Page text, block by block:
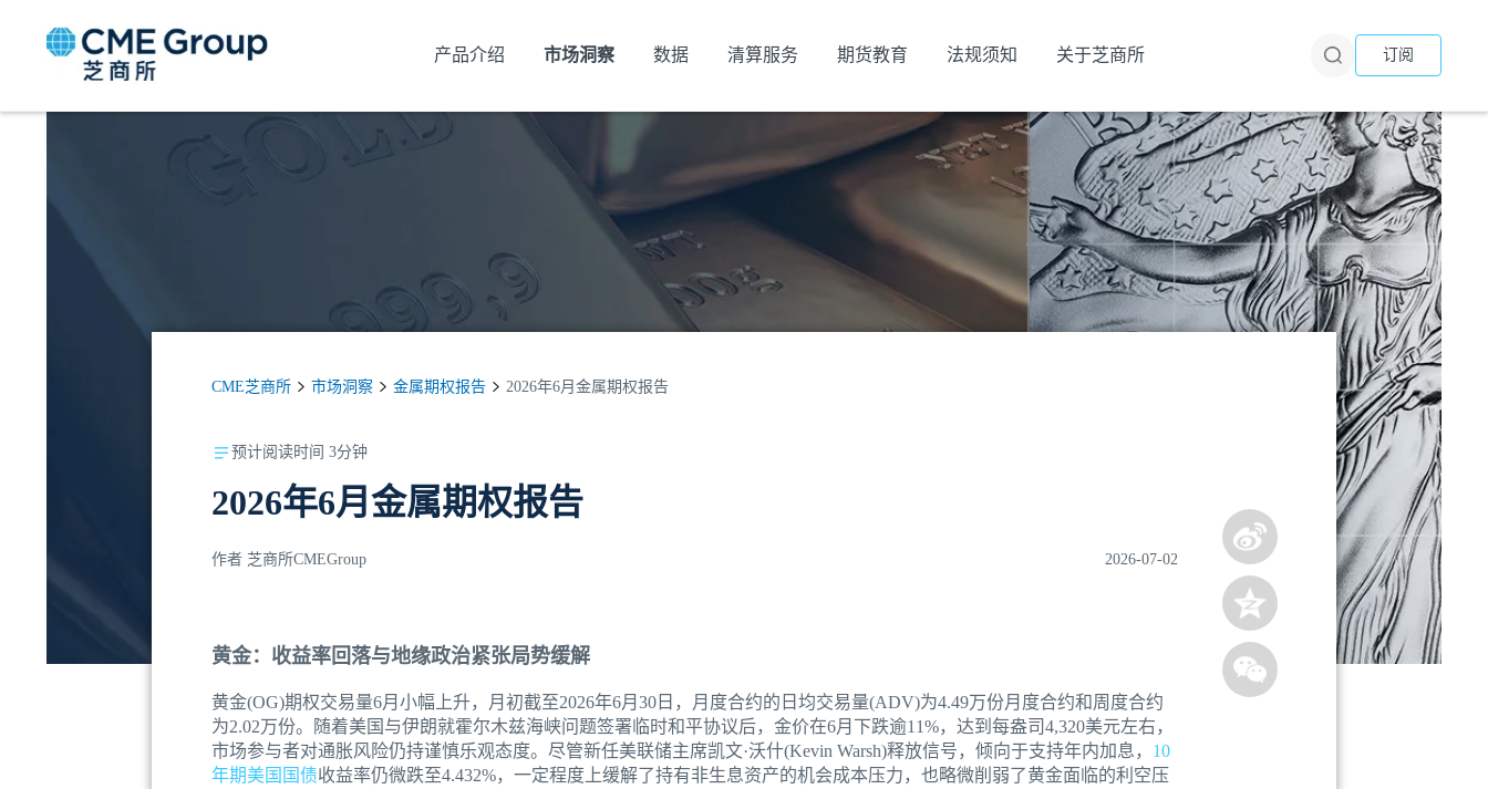
产品介绍 市场洞察 数据 清算服务 期货教育 法规须知 关于芝商所 订阅
CME芝商所 市场洞察 金属期权报告 2026年6月金属期权报告
预计阅读时间 3分钟
2026年6月金属期权报告
作者 芝商所CMEGroup 2026-07-02
黄金：收益率回落与地缘政治紧张局势缓解
黄金(OG)期权交易量6月小幅上升，月初截至2026年6月30日，月度合约的日均交易量(ADV)为4.49万份月度合约和周度合约
为2.02万份。随着美国与伊朗就霍尔木兹海峡问题签署临时和平协议后，金价在6月下跌逾11%，达到每盎司4,320美元左右，
市场参与者对通胀风险仍持谨慎乐观态度。尽管新任美联储主席凯文·沃什(Kevin Warsh)释放信号，倾向于支持年内加息， 10
年期美国国债收益率仍微跌至4.432%，一定程度上缓解了持有非生息资产的机会成本压力，也略微削弱了黄金面临的利空压